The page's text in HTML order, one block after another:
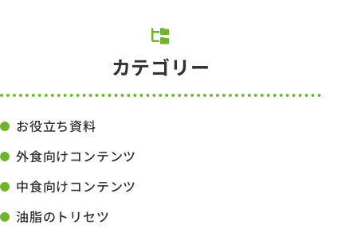
カテゴリー
お役立ち資料
外食向けコンテンツ
中食向けコンテンツ
油脂のトリセツ